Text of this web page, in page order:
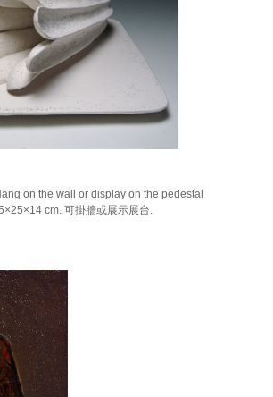
on the wall or display on the pedestal
cm. 可掛牆或展示展台.